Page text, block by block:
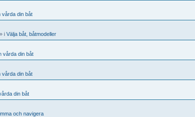
vårda din båt
i Välja båt, båtmodeller
vårda din båt
vårda din båt
din båt
och navigera